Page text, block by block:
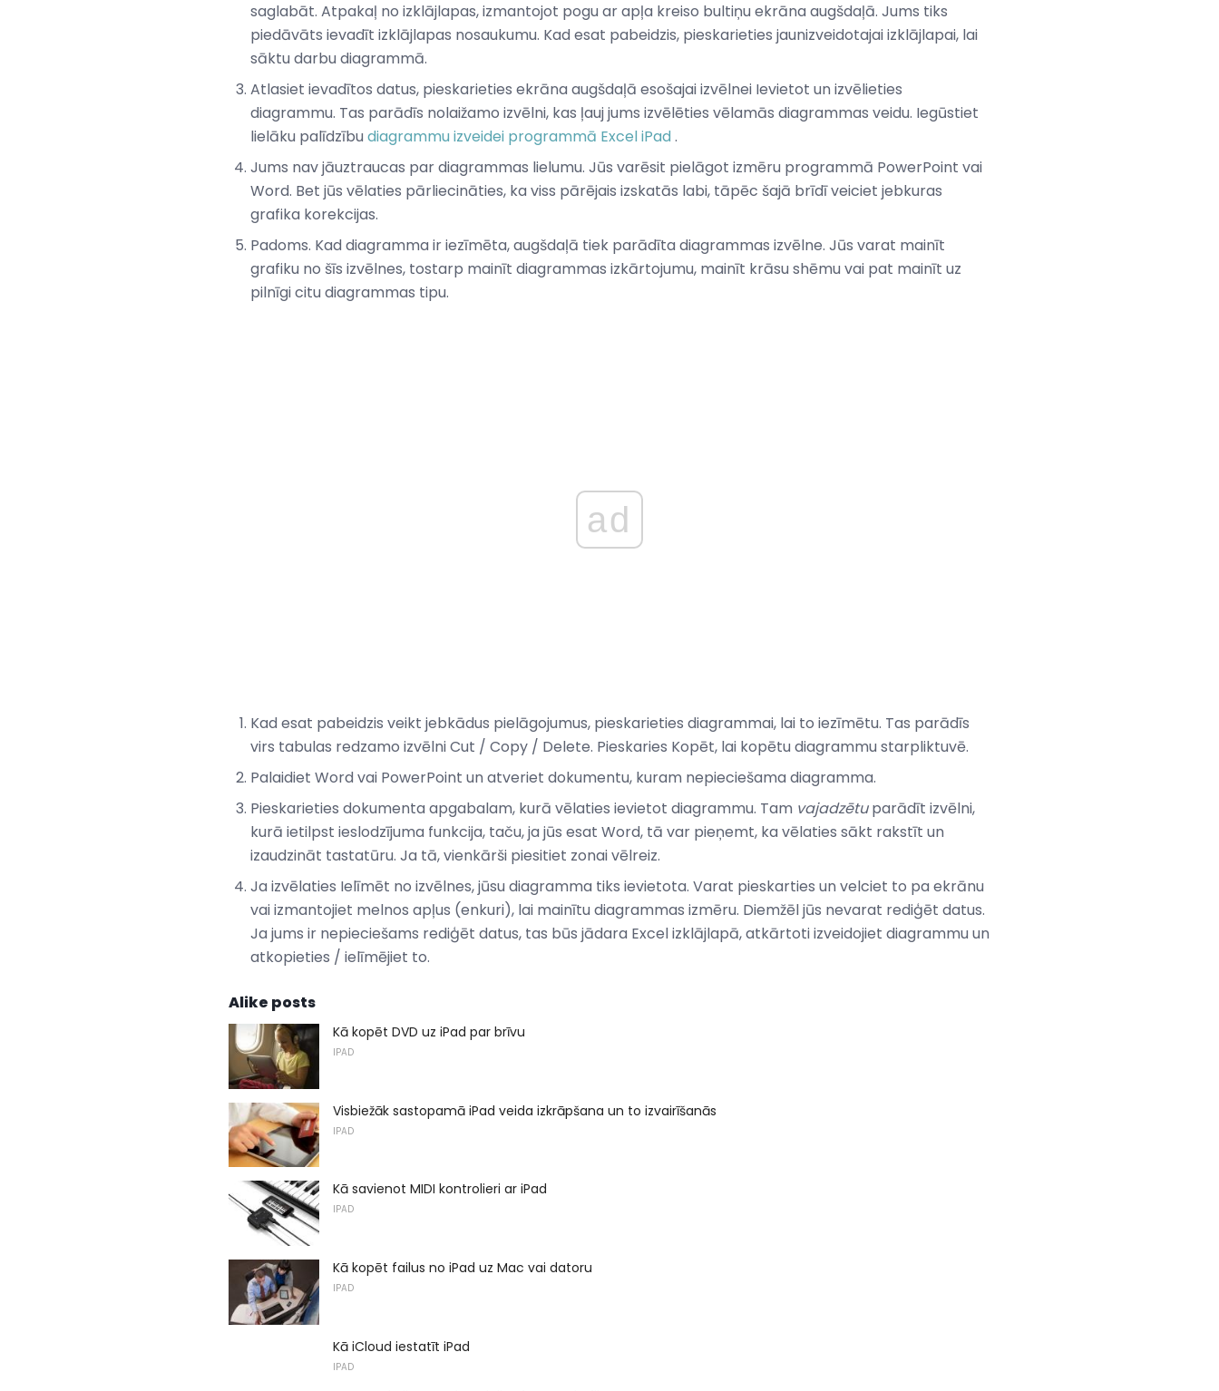
saglabāt. Atpakaļ no izklājlapas, izmantojot pogu ar apļa kreiso bultiņu ekrāna augšdaļā. Jums tiks
piedāvāts ievadīt izklājlapas nosaukumu. Kad esat pabeidzis, pieskarieties jaunizveidotajai izklājlapai, lai
sāktu darbu diagrammā.
Atlasiet ievadītos datus, pieskarieties ekrāna augšdaļā esošajai izvēlnei Ievietot un izvēlieties
diagrammu. Tas parādīs nolaižamo izvēlni, kas ļauj jums izvēlēties vēlamās diagrammas veidu. Iegūstiet
lielāku palīdzību diagrammu izveidei programmā Excel iPad.
Jums nav jāuztraucas par diagrammas lielumu. Jūs varēsit pielāgot izmēru programmā PowerPoint vai
Word. Bet jūs vēlaties pārliecināties, ka viss pārējais izskatās labi, tāpēc šajā brīdī veiciet jebkuras
grafika korekcijas.
Padoms. Kad diagramma ir iezīmēta, augšdaļā tiek parādīta diagrammas izvēlne. Jūs varat mainīt
grafiku no šīs izvēlnes, tostarp mainīt diagrammas izkārtojumu, mainīt krāsu shēmu vai pat mainīt uz
pilnīgi citu diagrammas tipu.
ad
Kad esat pabeidzis veikt jebkādus pielāgojumus, pieskarieties diagrammai, lai to iezīmētu. Tas parādīs
virs tabulas redzamo izvēlni Cut / Copy / Delete. Pieskaries Kopēt, lai kopētu diagrammu starpliktuvē.
Palaidiet Word vai PowerPoint un atveriet dokumentu, kuram nepieciešama diagramma.
Pieskarieties dokumenta apgabalam, kurā vēlaties ievietot diagrammu. Tam vajadzētuparādīt izvēlni,
kurā ietilpst ieslodzījuma funkcija, taču, ja jūs esat Word, tā var pieņemt, ka vēlaties sākt rakstīt un
izaudzināt tastatūru. Ja tā, vienkārši piesitiet zonai vēlreiz.
Ja izvēlaties Ielīmēt no izvēlnes, jūsu diagramma tiks ievietota. Varat pieskarties un velciet to pa ekrānu
vai izmantojiet melnos apļus (enkuri), lai mainītu diagrammas izmēru. Diemžēl jūs nevarat rediģēt datus.
Ja jums ir nepieciešams rediģēt datus, tas būs jādara Excel izklājlapā, atkārtoti izveidojiet diagrammu un
atkopieties / ielīmējiet to.
Alike posts
Kā kopēt DVD uz iPad par brīvu
IPAD
Visbiežāk sastopamā iPad veida izkrāpšana un to izvairīšanās
IPAD
Kā savienot MIDI kontrolieri ar iPad
IPAD
Kā kopēt failus no iPad uz Mac vai datoru
IPAD
Kā iCloud iestatīt iPad
IPAD